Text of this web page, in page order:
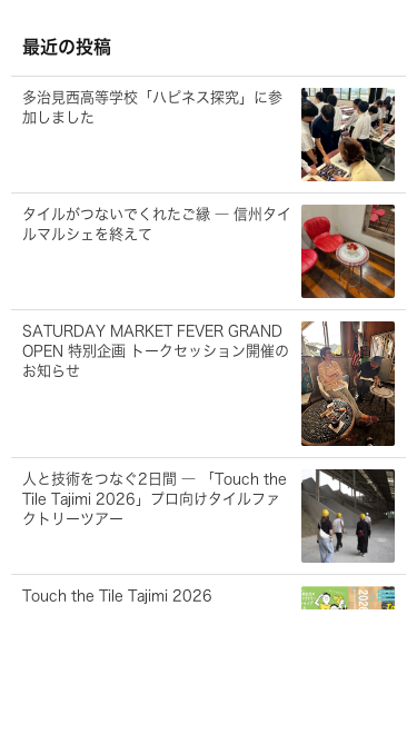
ブ
最近の投稿
多治見西高等学校「ハピネス探究」に参
加しました
タイルがつないでくれたご縁 ― 信州タイ
ルマルシェを終えて
SATURDAY MARKET FEVER GRAND
OPEN 特別企画 トークセッション開催の
お知らせ
人と技術をつなぐ2日間 ― 「Touch the
Tile Tajimi 2026」プロ向けタイルファ
クトリーツアー
Touch the Tile Tajimi 2026